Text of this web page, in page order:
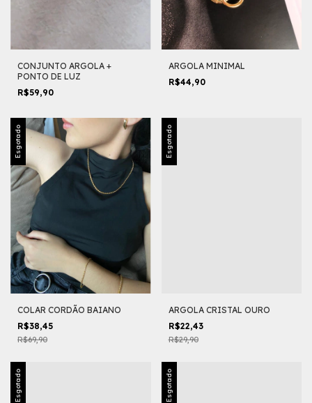
CONJUNTO ARGOLA +
PONTO DE LUZ
R$59,90
ARGOLA MINIMAL
R$44,90
Esgotado
COLAR CORDÃO BAIANO
R$38,45
R$69,90
Esgotado
ARGOLA CRISTAL OURO
R$22,43
R$29,90
Esgotado Esgotado